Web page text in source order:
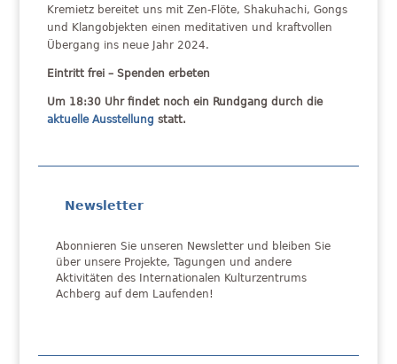
Kremietz bereitet uns mit Zen-Flöte, Shakuhachi, Gongs
und Klangobjekten einen meditativen und kraftvollen
Übergang ins neue Jahr 2024.
Eintritt frei – Spenden erbeten
Um 18:30 Uhr findet noch ein Rundgang durch die
aktuelle Ausstellung statt.
Newsletter
Abonnieren Sie unseren Newsletter und bleiben Sie
über unsere Projekte, Tagungen und andere
Aktivitäten des Internationalen Kulturzentrums
Achberg auf dem Laufenden!